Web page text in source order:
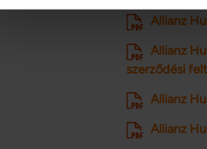
weboldalforgalmunk elemzéséhez.
weboldalhasználatra vonatkozó adatait,
számukra vagy az Ön által használt más
Allianz
Allianz
szerződési
Allianz
Allianz